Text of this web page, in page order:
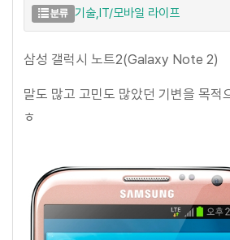
분류 기술,IT/모바일 라이프
삼성 갤럭시 노트2(Galaxy Note 2)
말도 많고 고민도 많았던 기변을 목적
ㅎ